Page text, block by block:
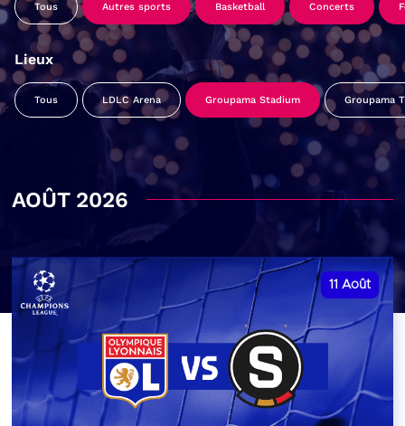
Tous Autres sports Basketball Concerts
Lieux
Tous LDLC Arena Groupama Stadium Groupama
AOÛT 2026
11 Août